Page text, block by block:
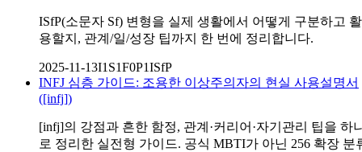
ISfP(소문자 Sf) 변형을 실제 생활에서 어떻게 구분하고 활
용할지, 관계/일/성장 팁까지 한 번에 정리합니다.
2025-11-13I1S1F0P1ISfP
INFJ 심층 가이드: 조용한 이상주의자의 현실 사용설명서
([infj])
[infj]의 강점과 흔한 함정, 관계·커리어·자기관리 팁을 하
로 정리한 실전형 가이드. 공식 MBTI가 아닌 256 확장 분